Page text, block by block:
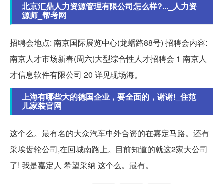
北京汇鼎人力资源管理有限公司怎么样?..._人力资
源师_帮考网
招聘会地点: 南京国际展览中心(龙蟠路88号) 招聘会内容:
南京人才市场新春(周六)大型综合性人才招聘会 1 南京人
才信息软件有限公司 20 详见现场海。
上海有哪些大的德国企业，要全面的，谢谢!_住范
儿家装官网
这个么。最有名的大众汽车中外合资的在嘉定马路。还有
采埃齿轮公司,在回城南路上。目前知道的就这2家大公司
了! 我是嘉定人 希望采纳 这个么。最有。